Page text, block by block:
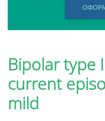
Bipolar type
current
mild